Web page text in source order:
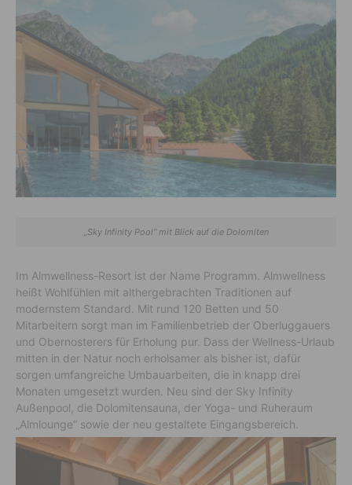
„Sky Infinity Pool“ mit Blick auf die Dolomiten
Im Almwellness-Resort ist der Name Programm. Almwellness
heißt Wohlfühlen mit althergebrachten Traditionen auf
modernstem Standard. Mit rund 120 Betten und 50
Mitarbeitern sorgt man im Familienbetrieb der Oberluggauers
und Obernosterers für Erholung pur. Dass der Wellness-Urlaub
mitten in der Natur noch erholsamer als bisher ist, dafür
sorgen umfangreiche Umbauarbeiten, die in knapp drei
Monaten umgesetzt wurden. Neu sind der Sky Infinity
Außenpool, die Dolomitensauna, der Yoga- und Ruheraum
„Almlounge“ sowie der neu gestaltete Eingangsbereich.